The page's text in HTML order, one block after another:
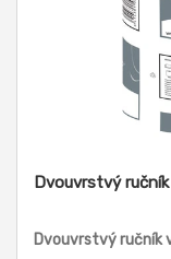
Dvouvrstvý ručník
Dvouvrstvý ručník v